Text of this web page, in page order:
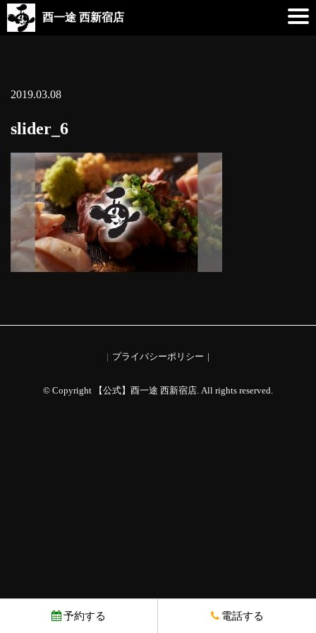
酉一途 西新宿店
2019.03.08
slider_6
プライバシーポリシー
© Copyright 【公式】酉一途 西新宿店. All rights reserved.
予約する 電話する